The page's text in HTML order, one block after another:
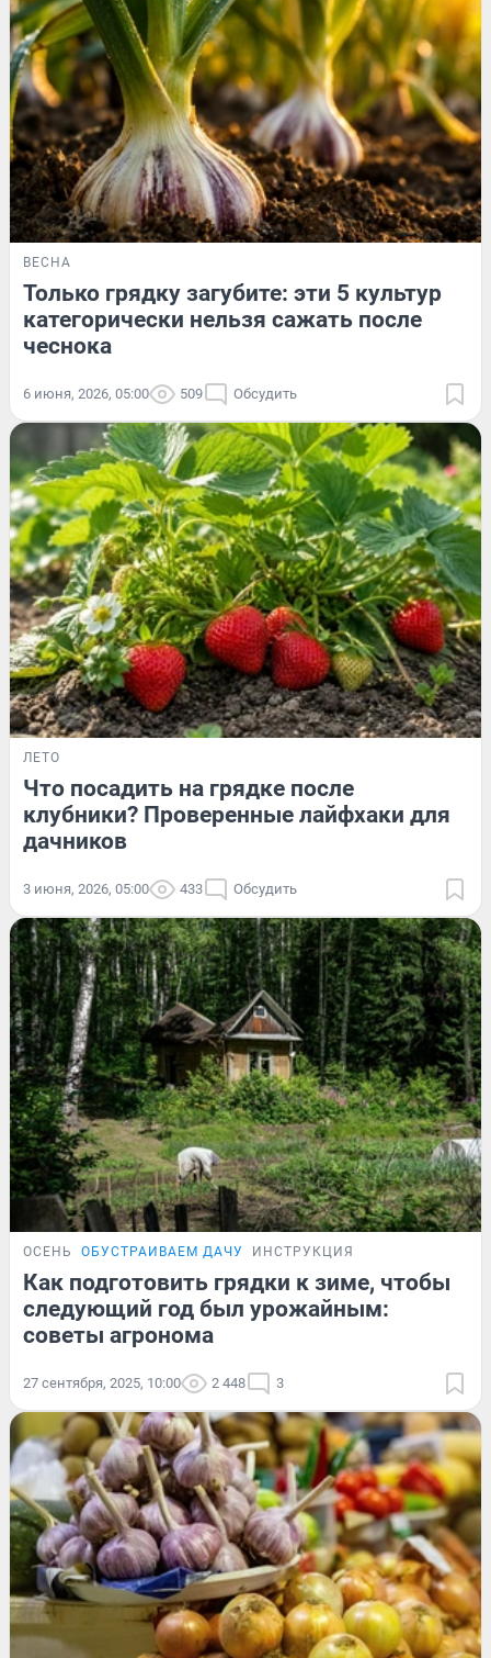
ВЕСНА
Только грядку загубите: эти 5 культур
категорически нельзя сажать после
чеснока
6 июня, 2026, 05:00 509 Обсудить
ЛЕТО
Что посадить на грядке после
клубники? Проверенные лайфхаки для
дачников
3 июня, 2026, 05:00 433 Обсудить
ОСЕНЬ ОБУСТРАИВАЕМ ДАЧУ ИНСТРУКЦИЯ
Как подготовить грядки к зиме, чтобы
следующий год был урожайным:
советы агронома
27 сентября, 2025, 10:00 2 448 3